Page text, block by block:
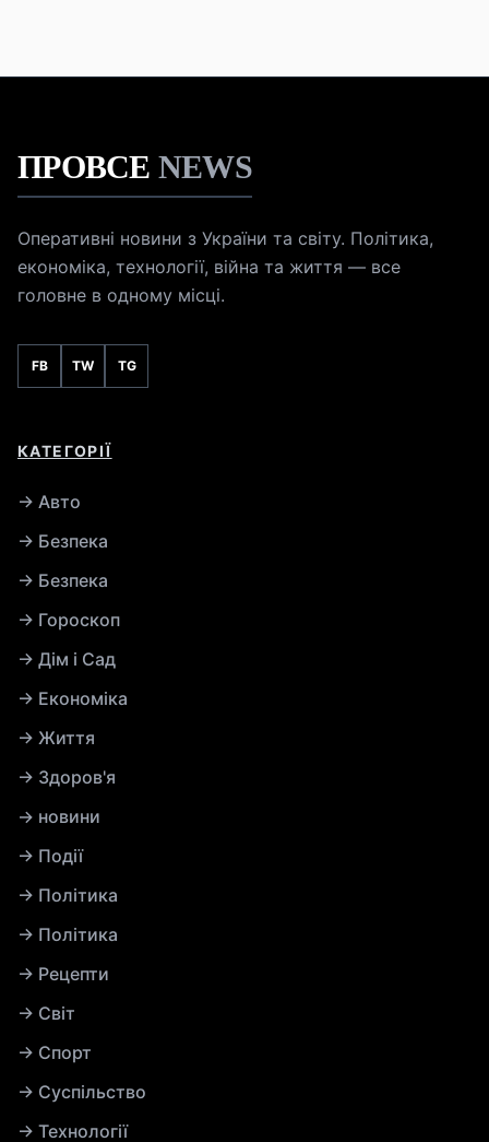
ПРОВСЕ NEWS
Оперативні новини з України та світу. Політика,
економіка, технології, війна та життя — все
головне в одному місці.
FB TW TG
КАТЕГОРІЇ
→ Авто
→ Безпека
→ Безпека
→ Гороскоп
→ Дім і Сад
→ Економіка
→ Життя
→ Здоров'я
→ новини
→ Події
→ Політика
→ Політика
→ Рецепти
→ Світ
→ Спорт
→ Суспільство
→ Технології